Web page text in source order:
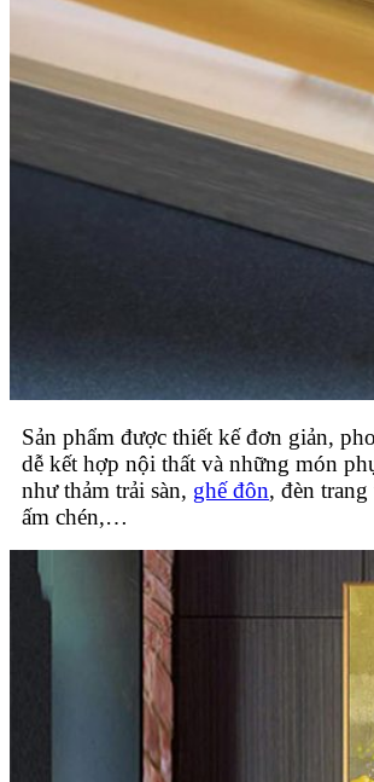
Sản phẩm được thiết kế đơn giản,
dễ kết hợp nội thất và những món
như thảm trải sàn, ghế đôn, đèn
ấm chén,…